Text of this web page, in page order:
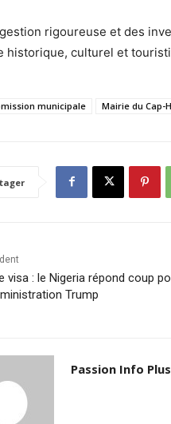
rigoureuse et des
historique, culturel et
municipale Mairie du Cap-
visa : le Nigeria répond coup
Trump
Passion Info Plus